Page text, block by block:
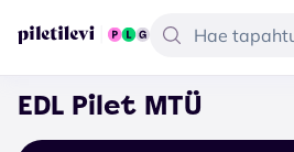
EDL Pilet MTÜ